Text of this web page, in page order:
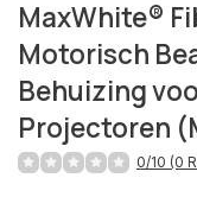
MaxWhite®
Motorisch
Behuizing
Projectoren
0/10 (0